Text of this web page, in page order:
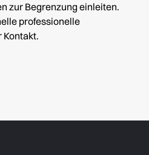
zur Begrenzung einleiten.
professionelle
Kontakt.